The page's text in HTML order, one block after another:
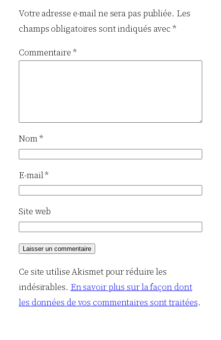
Votre adresse e-mail ne sera pas publiée. Les
champs obligatoires sont indiqués avec*
Commentaire *
Nom*
E-mail*
Site web
Ce site utilise Akismet pour réduire les
indésirables. En savoir plus sur la façon dont
les données de vos commentaires sont traitées.